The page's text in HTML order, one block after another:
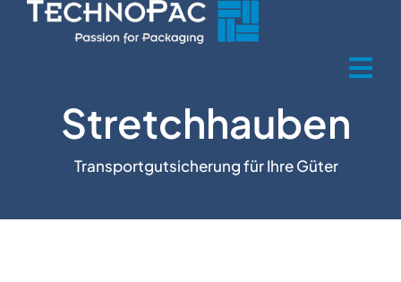
HomeStretchhauben
Transportgutsicherung für Ihre Güter